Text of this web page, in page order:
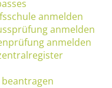
anmelden
anmelden
anmelden